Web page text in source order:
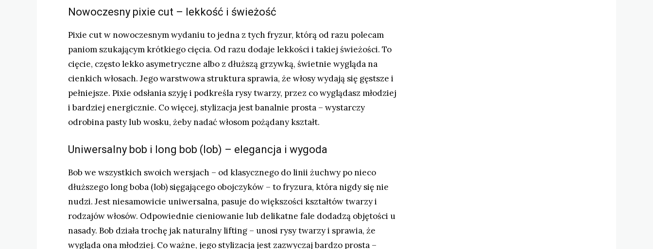
Nowoczesny pixie cut – lekkość i świeżość
Pixie cut w nowoczesnym wydaniu to jedna z tych fryzur, którą od razu polecam
paniom szukającym krótkiego cięcia. Od razu dodaje lekkości i takiej świeżości. To
cięcie, często lekko asymetryczne albo z dłuższą grzywką, świetnie wygląda na
cienkich włosach. Jego warstwowa struktura sprawia, że włosy wydają się gęstsze i
pełniejsze. Pixie odsłania szyję i podkreśla rysy twarzy, przez co wyglądasz młodziej
i bardziej energicznie. Co więcej, stylizacja jest banalnie prosta – wystarczy
odrobina pasty lub wosku, żeby nadać włosom pożądany kształt.
Uniwersalny bob i long bob (lob) – elegancja i wygoda
Bob we wszystkich swoich wersjach – od klasycznego do linii żuchwy po nieco
dłuższego long boba (lob) sięgającego obojczyków – to fryzura, która nigdy się nie
nudzi. Jest niesamowicie uniwersalna, pasuje do większości kształtów twarzy i
rodzajów włosów. Odpowiednie cieniowanie lub delikatne fale dodadzą objętości u
nasady. Bob działa trochę jak naturalny lifting – unosi rysy twarzy i sprawia, że
wygląda ona młodziej. Co ważne, jego stylizacja jest zazwyczaj bardzo prosta –